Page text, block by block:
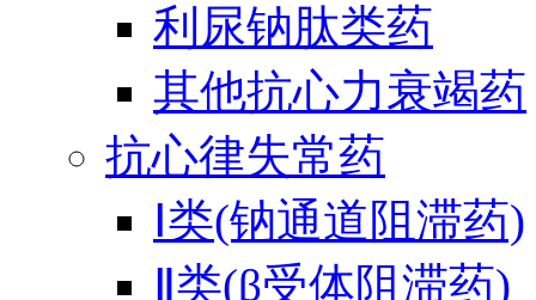
利尿钠肽类药
其他抗心力衰竭药
抗心律失常药
Ⅰ类(钠通道阻滞药)
Ⅱ类(β受体阻滞药)